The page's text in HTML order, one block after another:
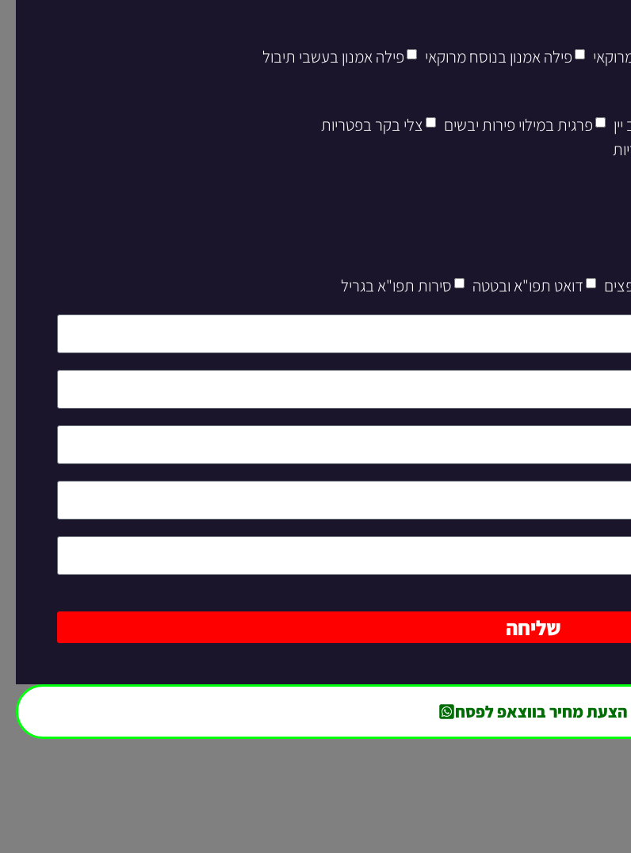
פילה אמנון בנוסח מרוקאי פילה אמנון בעשבי תיבול
פרגית במילוי פירות יבשים
צלי בקר בפטריות
דואט תפו"א ובטטה סירות תפו"א בגריל
שליחה
הצעת מחיר בווצאפ לפסח